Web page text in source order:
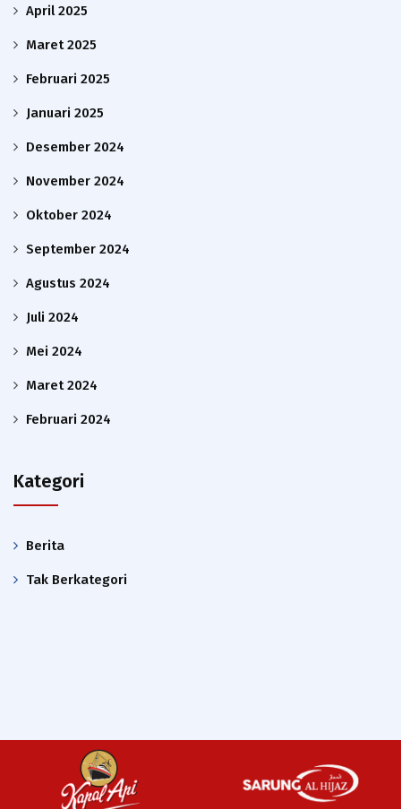
April 2025
Maret 2025
Februari 2025
Januari 2025
Desember 2024
November 2024
Oktober 2024
September 2024
Agustus 2024
Juli 2024
Mei 2024
Maret 2024
Februari 2024
Kategori
Berita
Tak Berkategori